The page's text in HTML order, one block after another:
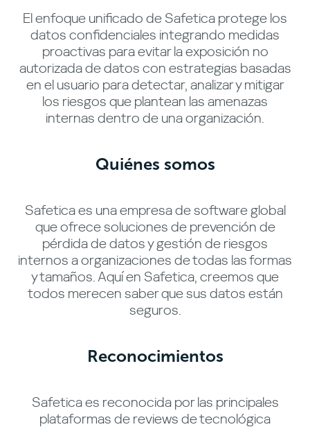
El enfoque unificado de Safetica protege los
datos confidenciales integrando medidas
proactivas para evitar la exposición no
autorizada de datos con estrategias basadas
en el usuario para detectar, analizar y mitigar
los riesgos que plantean las amenazas
internas dentro de una organización.
Quiénes somos
Safetica es una empresa de software global
que ofrece soluciones de prevención de
pérdida de datos y gestión de riesgos
internos a organizaciones de todas las formas
y tamaños. Aquí en Safetica, creemos que
todos merecen saber que sus datos están
seguros.
Reconocimientos
Safetica es reconocida por las principales
plataformas de reviews de tecnológica